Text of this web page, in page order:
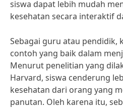
siswa dapat lebih mudah
kesehatan secara interaktif
Sebagai guru atau pendidik,
contoh yang baik dalam
Menurut penelitian yang
Harvard, siswa cenderung
kesehatan dari orang yang
panutan. Oleh karena itu,